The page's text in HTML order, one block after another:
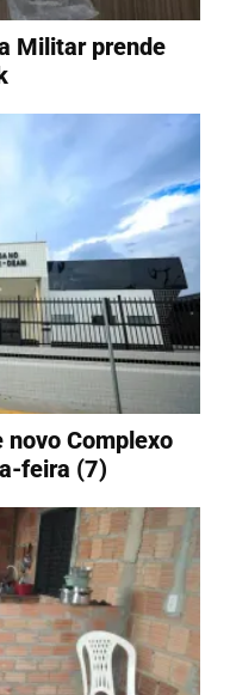
Militar prende
novo Complexo
feira (7)